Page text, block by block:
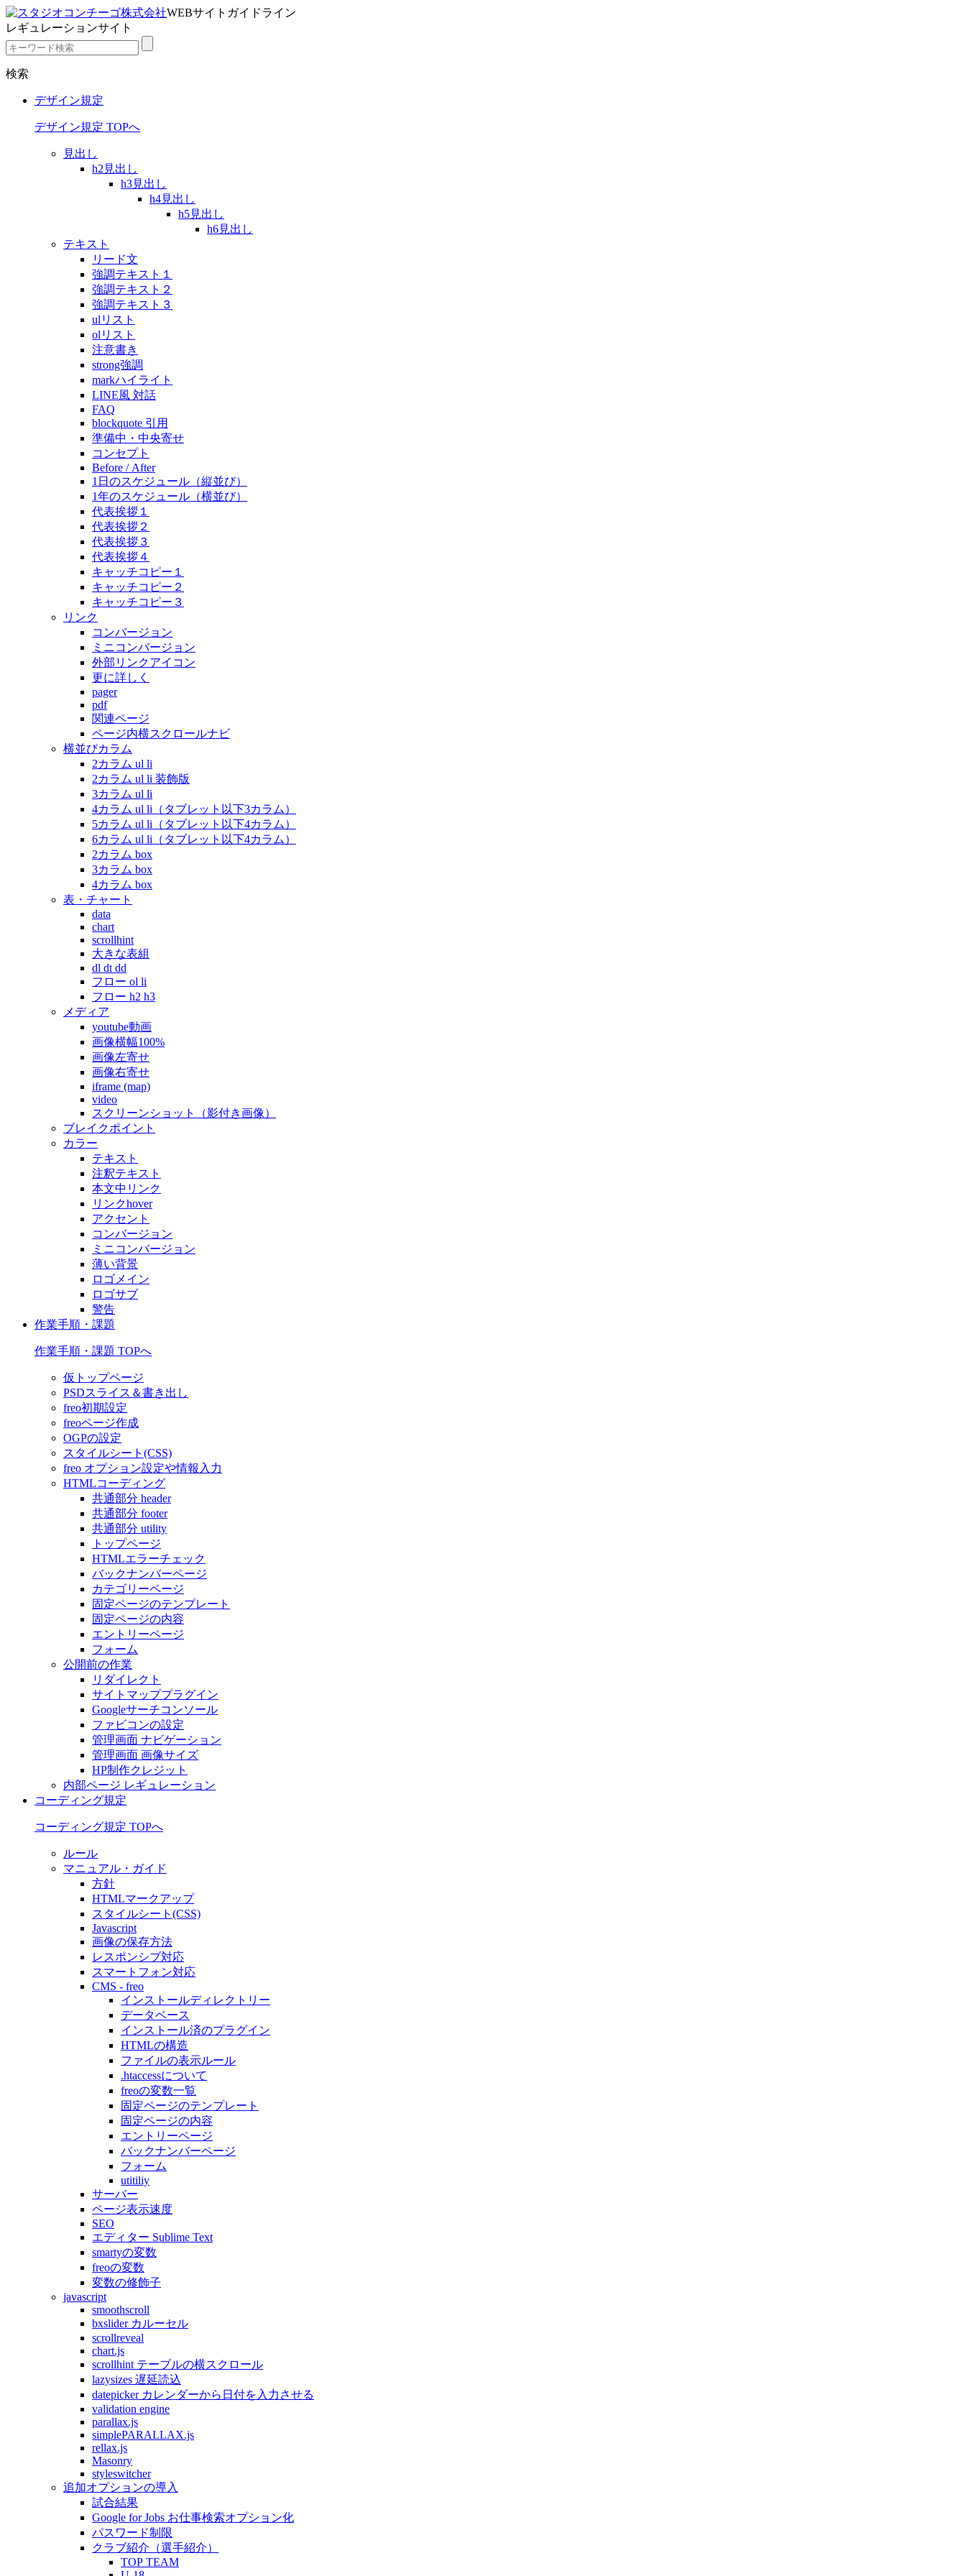
WEBサイトガイドライン
レギュレーションサイト
検索
デザイン規定
デザイン規定 TOPへ
見出し
h2見出し
h3見出し
h4見出し
h5見出し
h6見出し
テキスト
リード文
強調テキスト１
強調テキスト２
強調テキスト３
ulリスト
olリスト
注意書き
strong強調
markハイライト
LINE風 対話
FAQ
blockquote 引用
準備中・中央寄せ
コンセプト
Before / After
1日のスケジュール（縦並び）
1年のスケジュール（横並び）
代表挨拶１
代表挨拶２
代表挨拶３
代表挨拶４
キャッチコピー１
キャッチコピー２
キャッチコピー３
リンク
コンバージョン
ミニコンバージョン
外部リンクアイコン
更に詳しく
pager
pdf
関連ページ
ページ内横スクロールナビ
横並びカラム
2カラム ul li
2カラム ul li 装飾版
3カラム ul li
4カラム ul li（タブレット以下3カラム）
5カラム ul li（タブレット以下4カラム）
6カラム ul li（タブレット以下4カラム）
2カラム box
3カラム box
4カラム box
表・チャート
data
chart
scrollhint
大きな表組
dl dt dd
フロー ol li
フロー h2 h3
メディア
youtube動画
画像横幅100%
画像左寄せ
画像右寄せ
iframe (map)
video
スクリーンショット（影付き画像）
ブレイクポイント
カラー
テキスト
注釈テキスト
本文中リンク
リンクhover
アクセント
コンバージョン
ミニコンバージョン
薄い背景
ロゴメイン
ロゴサブ
警告
作業手順・課題
作業手順・課題 TOPへ
仮トップページ
PSDスライス＆書き出し
freo初期設定
freoページ作成
OGPの設定
スタイルシート(CSS)
freo オプション設定や情報入力
HTMLコーディング
共通部分 header
共通部分 footer
共通部分 utility
トップページ
HTMLエラーチェック
バックナンバーページ
カテゴリーページ
固定ページのテンプレート
固定ページの内容
エントリーページ
フォーム
公開前の作業
リダイレクト
サイトマッププラグイン
Googleサーチコンソール
ファビコンの設定
管理画面 ナビゲーション
管理画面 画像サイズ
HP制作クレジット
内部ページ レギュレーション
コーディング規定
コーディング規定 TOPへ
ルール
マニュアル・ガイド
方針
HTMLマークアップ
スタイルシート(CSS)
Javascript
画像の保存方法
レスポンシブ対応
スマートフォン対応
CMS - freo
インストールディレクトリー
データベース
インストール済のプラグイン
HTMLの構造
ファイルの表示ルール
.htaccessについて
freoの変数一覧
固定ページのテンプレート
固定ページの内容
エントリーページ
バックナンバーページ
フォーム
utitiliy
サーバー
ページ表示速度
SEO
エディター Sublime Text
smartyの変数
freoの変数
変数の修飾子
javascript
smoothscroll
bxslider カルーセル
scrollreveal
chart.js
scrollhint テーブルの横スクロール
lazysizes 遅延読込
datepicker カレンダーから日付を入力させる
validation engine
parallax.js
simplePARALLAX.js
rellax.js
Masonry
styleswitcher
追加オプションの導入
試合結果
Google for Jobs お仕事検索オプション化
パスワード制限
クラブ紹介（選手紹介）
TOP TEAM